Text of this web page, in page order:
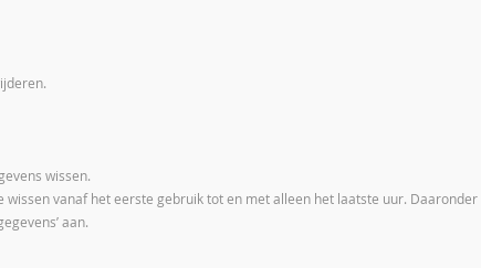
wissen.
wissen vanaf het eerste gebruik tot en met alleen het laatste uur. Daaronder
aan.